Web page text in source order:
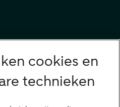
cookies en
technieken